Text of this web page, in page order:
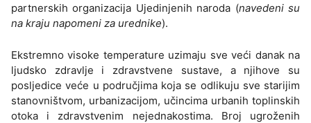
partnerskih organizacija Ujedinjenih naroda (navedeni su
na kraju napomeni za urednike).
Ekstremno visoke temperature uzimaju sve veći danak na
ljudsko zdravlje i zdravstvene sustave, a njihove su
posljedice veće u područjima koja se odlikuju sve starijim
stanovništvom, urbanizacijom, učincima urbanih toplinskih
otoka i zdravstvenim nejednakostima. Broj ugroženih